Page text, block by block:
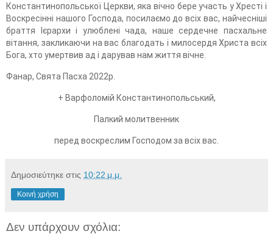
Константинопольської Церкви, яка вічно бере участь у Хресті і
Воскресінні нашого Господа, посилаємо до всіх вас, найчесніші
браття Ієрархи і улюблені чада, наше сердечне пасхальне
вітання, закликаючи на вас благодать і милосердя Христа всіх
Бога, хто умертвив ад і дарував нам життя вічне.
Фанар, Свята Пасха 2022р.
+ Варфоломій Константинопольський,
Палкий молитвенник
перед воскреслим Господом за всіх вас.
Δημοσιεύτηκε στις 10:22 μ.μ.
Κοινή χρήση
Δεν υπάρχουν σχόλια: